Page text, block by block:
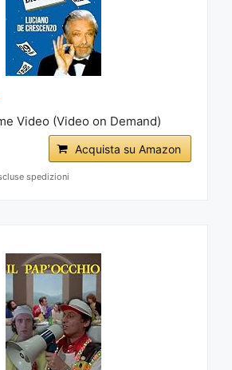
Video (Video on Demand)
Acquista su Amazon
spedizioni